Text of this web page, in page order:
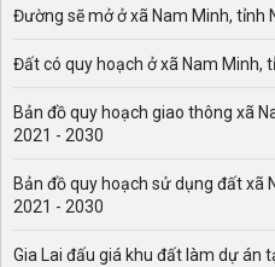
Đường sẽ mở ở xã Nam Minh, tỉnh
Đất có quy hoạch ở xã Nam Minh,
Bản đồ quy hoạch giao thông xã
2021 - 2030
Bản đồ quy hoạch sử dụng đất xã
2021 - 2030
Gia Lai đấu giá khu đất làm dự án